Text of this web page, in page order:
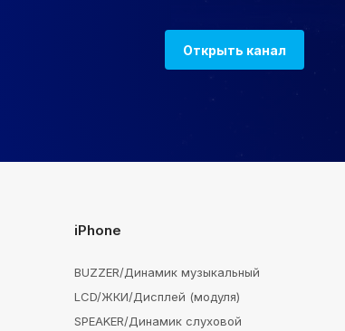
Открыть канал
iPhone
BUZZER/Динамик музыкальный
LCD/ЖКИ/Дисплей (модуля)
SPEAKER/Динамик слуховой